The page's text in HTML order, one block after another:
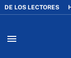
DE LOS LECTORES
menu